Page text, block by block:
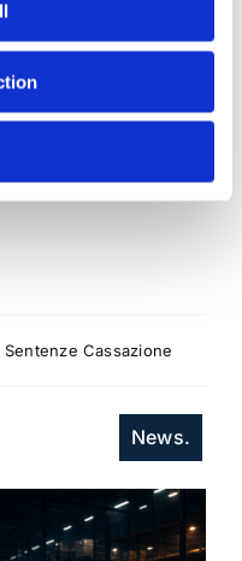
per tornare
teorico e pratico
Cassazione
News.